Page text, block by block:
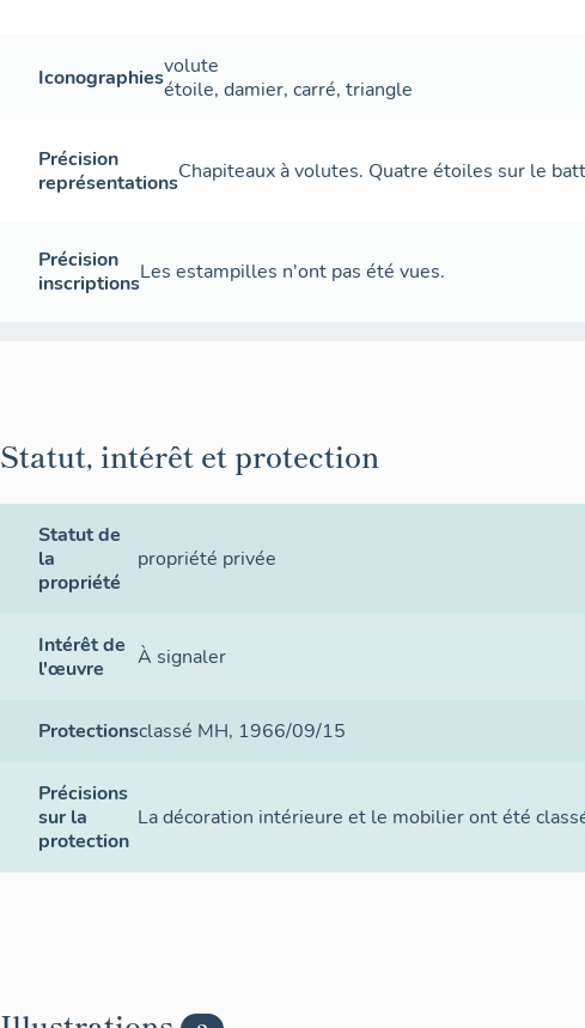
Iconographiesvolute
étoile, damier, carré, triangle
Précision
représentationsChapiteaux à volutes. Quatre étoiles sur le
Précision
inscriptionsLes estampilles n'ont pas été vues.
Statut, intérêt et protection
Statut de
la
propriété
propriété privée
Intérêt de
l'œuvre
À signaler
Protectionsclassé MH, 1966/09/15
Précisions
sur la
protection
La décoration intérieure et le mobilier ont été